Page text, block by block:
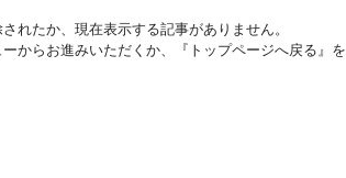
れたか、現在表示する記事がありません。
からお進みいただくか、『トップページへ戻る』を